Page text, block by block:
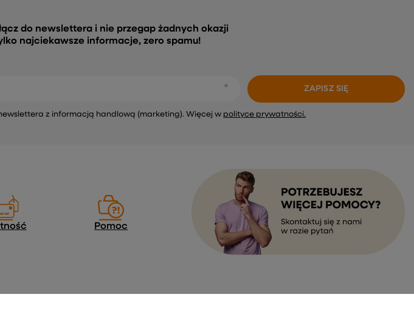
do newslettera i nie przegap żadnych okazji
najciekawsze informacje, zero spamu!
z informacją handlową (marketing). Więcej w polityce prywatności.
ZAPISZ SIĘ
Pomoc